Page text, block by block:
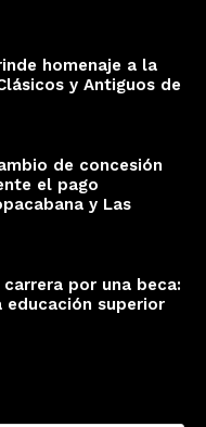
homenaje a la
y Antiguos de
de concesión
el pago
y Las
carrera por una beca:
educación superior